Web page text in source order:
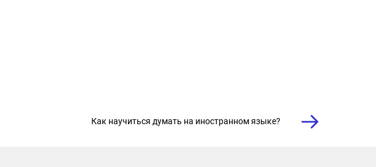
Как научиться думать на иностранном языке?